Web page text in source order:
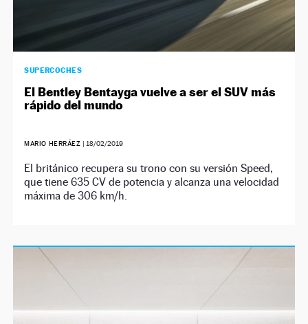
SUPERCOCHES
El Bentley Bentayga vuelve a ser el SUV más
rápido del mundo
MARIO HERRÁEZ | 18/02/2019
El británico recupera su trono con su versión Speed,
que tiene 635 CV de potencia y alcanza una velocidad
máxima de 306 km/h.